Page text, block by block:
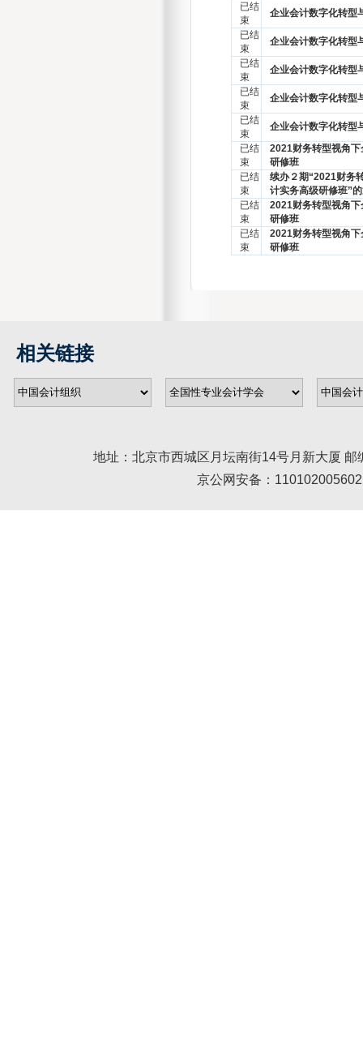
已结
束
企业会计数字化转型
已结
束
企业会计数字化转型
已结
束
企业会计数字化转型
已结
束
企业会计数字化转型
已结
束
企业会计数字化转型
已结
束
2021财务转型视角
研修班
已结
束
续办２期“2021财务
计实务高级研修班”
已结
束
2021财务转型视角
研修班
已结
束
2021财务转型视角
研修班
相关链接
地址：北京市西城区月坛南街14号月新大厦
京公网安备：